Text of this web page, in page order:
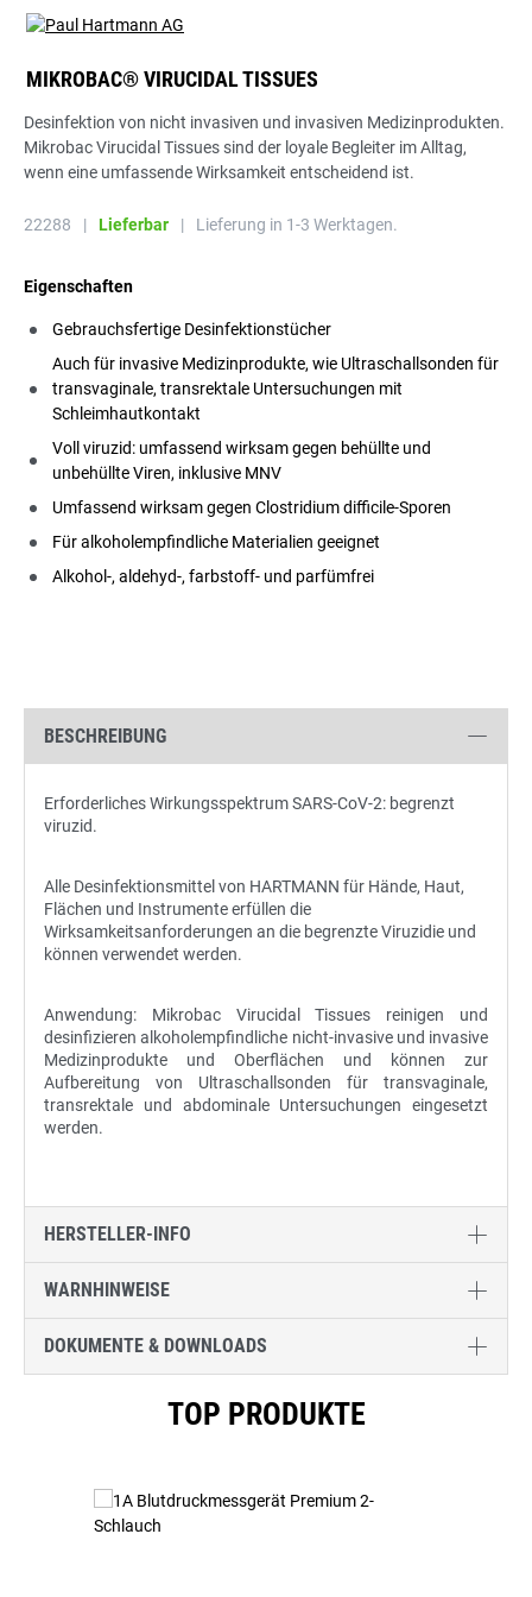
MIKROBAC® VIRUCIDAL TISSUES
Desinfektion von nicht invasiven und invasiven Medizinprodukten.
Mikrobac Virucidal Tissues sind der loyale Begleiter im Alltag,
wenn eine umfassende Wirksamkeit entscheidend ist.
22288 | Lieferbar | Lieferung in 1-3 Werktagen.
Eigenschaften
Gebrauchsfertige Desinfektionstücher
Auch für invasive Medizinprodukte, wie Ultraschallsonden für
transvaginale, transrektale Untersuchungen mit
Schleimhautkontakt
Voll viruzid: umfassend wirksam gegen behüllte und
unbehüllte Viren, inklusive MNV
Umfassend wirksam gegen Clostridium difficile-Sporen
Für alkoholempfindliche Materialien geeignet
Alkohol-, aldehyd-, farbstoff- und parfümfrei
BESCHREIBUNG
Erforderliches Wirkungsspektrum SARS-CoV-2: begrenzt
viruzid.
Alle Desinfektionsmittel von HARTMANN für Hände, Haut,
Flächen und Instrumente erfüllen die
Wirksamkeitsanforderungen an die begrenzte Viruzidie und
können verwendet werden.
Anwendung: Mikrobac Virucidal Tissues reinigen und
desinfizieren alkoholempfindliche nicht-invasive und invasive
Medizinprodukte und Oberflächen und können zur
Aufbereitung von Ultraschallsonden für transvaginale,
transrektale und abdominale Untersuchungen eingesetzt
werden.
HERSTELLER-INFO
WARNHINWEISE
DOKUMENTE & DOWNLOADS
TOP PRODUKTE